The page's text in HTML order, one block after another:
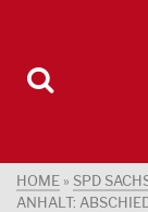
HOME » SPD
ANHALT: